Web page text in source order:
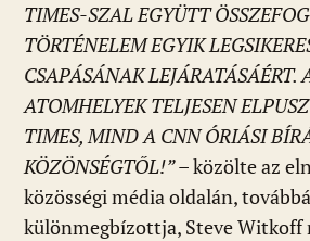
TIMES-SZAL EGYÜTT
TÖRTÉNELEM EGYIK
CSAPÁSÁNAK LEJÁRATÁSÁÉRT.
ATOMHELYEK TELJESEN
TIMES, MIND A CNN ÓRIÁSI
KÖZÖNSÉGTŐL!”– közölte az
közösségi média oldalán,
különmegbízottja, Steve